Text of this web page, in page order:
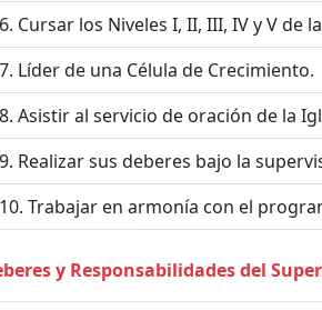
Cursar los Niveles I, II, III, IV y V de
Líder de una Célula de Crecimiento.
Asistir al servicio de oración de la
Realizar sus deberes bajo la
Trabajar en armonía con el
y Responsabilidades del